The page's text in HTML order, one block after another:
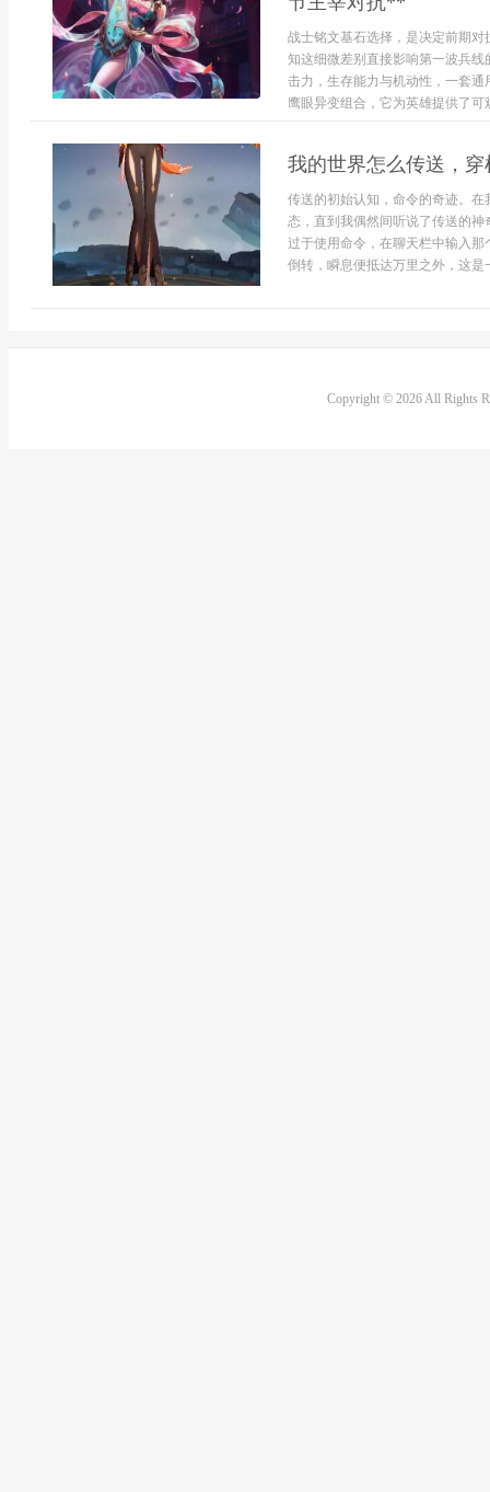
战士铭文基石选择，是决定前期
知这细微差别直接影响第一波兵
击力，生存能力与机动性，一套
鹰眼异变组合，它为英雄提供了可
我的世界怎么传送，
传送的初始认知，命令的奇迹。
态，直到我偶然间听说了传送的
过于使用命令，在聊天栏中输入
倒转，瞬息便抵达万里之外，这
Copyright © 2026 All Rights